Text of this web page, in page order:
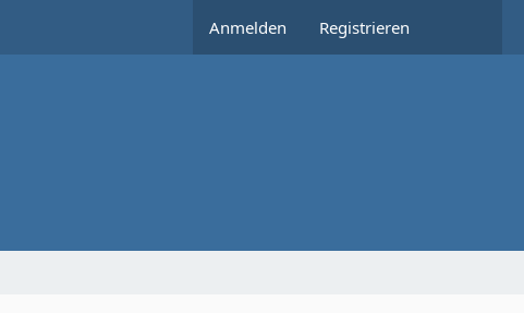
Anmelden Registrieren